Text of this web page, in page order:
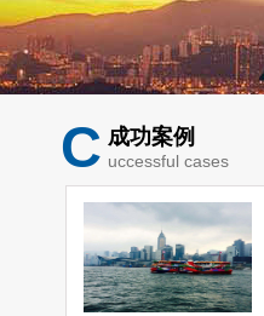
C 成功案例
uccessful cases